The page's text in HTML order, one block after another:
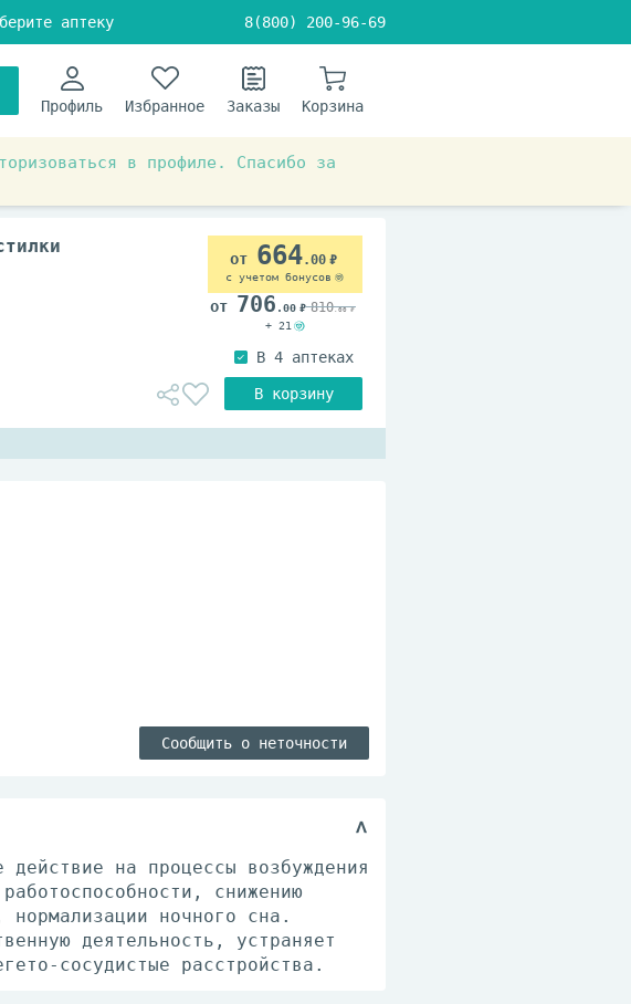
8(800) 200-96-69
Профиль
Избранное Заказы Корзина
в профиле. Спасибо за
664.00
с учетом бонусов
706 .00 810.00
+ 21
Сообщить о неточности
действие на процессы возбуждения
снижению
нормализации ночного сна.
деятельность, устраняет
сосудистые расстройства.